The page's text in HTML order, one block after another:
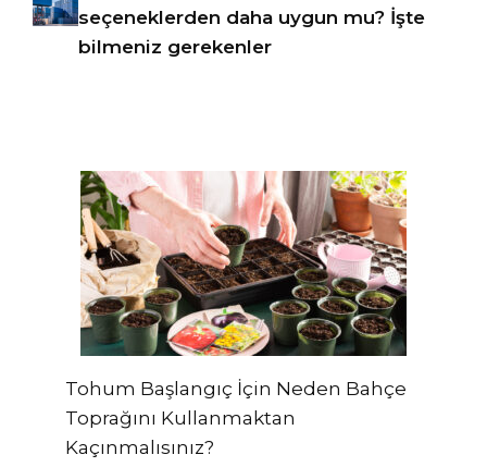
seçeneklerden daha uygun mu? İşte
bilmeniz gerekenler
Tohum Başlangıç ​​İçin Neden Bahçe
Toprağını Kullanmaktan
Kaçınmalısınız?